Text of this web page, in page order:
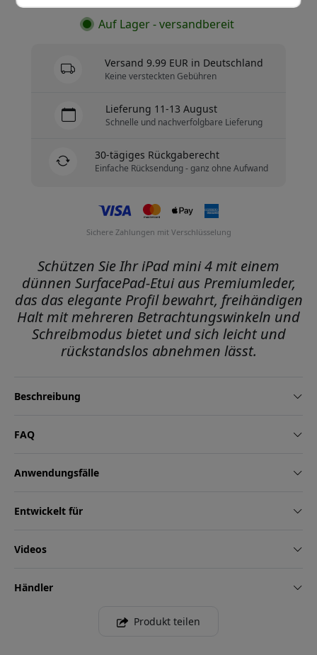
Auf Lager - versandbereit
Versand 9.99 EUR in Deutschland
Keine versteckten Gebühren
Lieferung 11-13 August
Schnelle und nachverfolgbare Lieferung
30-tägiges Rückgaberecht
Einfache Rücksendung - ganz ohne Aufwand
Sichere Zahlungen mit Verschlüsselung
Schützen Sie Ihr iPad mini 4 mit einem
dünnen SurfacePad-Etui aus Premiumleder,
das das elegante Profil bewahrt, freihändigen
Halt mit mehreren Betrachtungswinkeln und
Schreibmodus bietet und sich leicht und
rückstandslos abnehmen lässt.
Beschreibung
FAQ
Anwendungsfälle
Entwickelt für
Videos
Händler
Produkt teilen